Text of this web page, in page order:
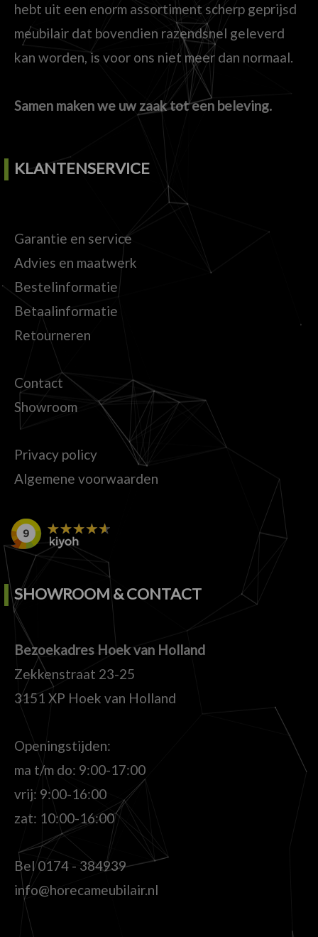
hebt uit een enorm assortiment scherp geprijsd
meubilair dat bovendien razendsnel geleverd
kan worden, is voor ons niet meer dan normaal.
Samen maken we uw zaak tot een beleving.
KLANTENSERVICE
Garantie en service
Advies en maatwerk
Bestelinformatie
Betaalinformatie
Retourneren
Contact
Showroom
Privacy policy
Algemene voorwaarden
SHOWROOM & CONTACT
Bezoekadres Hoek van Holland
Zekkenstraat 23-25
3151 XP Hoek van Holland
Openingstijden:
ma t/m do: 9:00-17:00
vrij: 9:00-16:00
zat: 10:00-16:00
Bel0174 - 384939
info@horecameubilair.nl